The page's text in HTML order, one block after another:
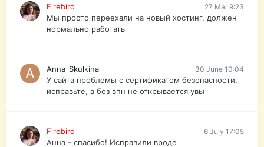
Firebird 27 Mar 9:23
Мы просто переехали на новый хостинг, должен
нормально работать
Anna_Skulkina 30 June 10:04
У сайта проблемы с сертификатом безопасности,
исправьте, а без впн не открывается увы
Firebird 6 July 17:05
Анна - спасибо! Исправили вроде